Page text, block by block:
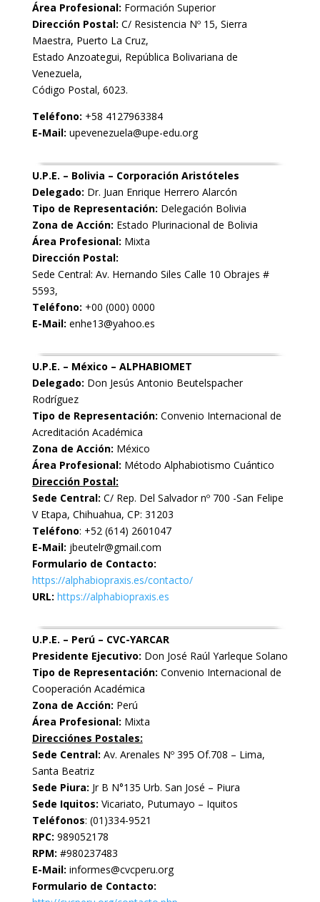
Área Profesional: Formación Superior
Dirección Postal: C/ Resistencia Nº 15, Sierra
Maestra, Puerto La Cruz,
Estado Anzoategui, República Bolivariana de
Venezuela,
Código Postal, 6023.
Teléfono: +58 4127963384
E-Mail: upevenezuela@upe-edu.org
U.P.E. – Bolivia – Corporación Aristóteles
Delegado: Dr. Juan Enrique Herrero Alarcón
Tipo de Representación: Delegación Bolivia
Zona de Acción: Estado Plurinacional de Bolivia
Área Profesional: Mixta
Dirección Postal:
Sede Central: Av. Hernando Siles Calle 10 Obrajes #
5593,
Teléfono: +00 (000) 0000
E-Mail: enhe13@yahoo.es
U.P.E. – México – ALPHABIOMET
Delegado: Don Jesús Antonio Beutelspacher
Rodríguez
Tipo de Representación: Convenio Internacional de
Acreditación Académica
Zona de Acción: México
Área Profesional: Método Alphabiotismo Cuántico
Dirección Postal:
Sede Central: C/ Rep. Del Salvador nº 700 -San Felipe
V Etapa, Chihuahua, CP: 31203
Teléfono: +52 (614) 2601047
E-Mail: jbeutelr@gmail.com
Formulario de Contacto:
https://alphabiopraxis.es/contacto/
URL: https://alphabiopraxis.es
U.P.E. – Perú – CVC-YARCAR
Presidente Ejecutivo: Don José Raúl Yarleque Solano
Tipo de Representación: Convenio Internacional de
Cooperación Académica
Zona de Acción: Perú
Área Profesional: Mixta
Direcciónes Postales:
Sede Central: Av. Arenales Nº 395 Of.708 – Lima,
Santa Beatriz
Sede Piura: Jr B N°135 Urb. San José – Piura
Sede Iquitos: Vicariato, Putumayo – Iquitos
Teléfonos: (01)334-9521
RPC: 989052178
RPM: #980237483
E-Mail: informes@cvcperu.org
Formulario de Contacto: